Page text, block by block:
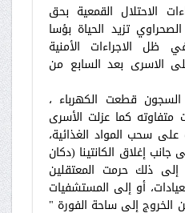
الاحتلال القمعية بحق
تزيد الحياة بؤسا
الاجراءات الأمنية
الاسرى بعد السابع من
قطعت الكهرباء ،
متفاوته كما عزلت الأسرى
سحب المواد الغذائية،
إغلاق الكانتينا (دكان
إلى ذلك حرمت المعتقلين
أو إلى المستشفيات
الخروج إلى ساحة الفورة "